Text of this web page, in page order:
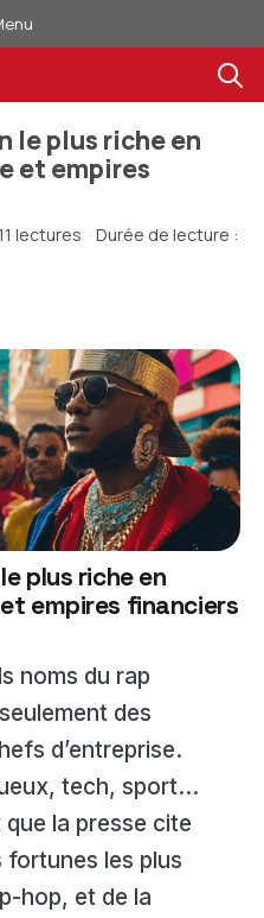
le plus riche en
et empires
11 lectures · Durée de lecture :
plus riche en
empires financiers
noms du rap
des
d’entreprise.
tech, sport…
la presse cite
fortunes les plus
hop, et de la